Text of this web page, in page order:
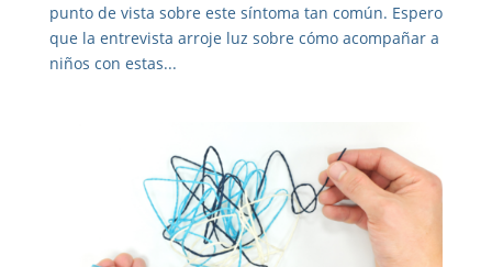
punto de vista sobre este síntoma tan común. Espero
que la entrevista arroje luz sobre cómo acompañar a
niños con estas...